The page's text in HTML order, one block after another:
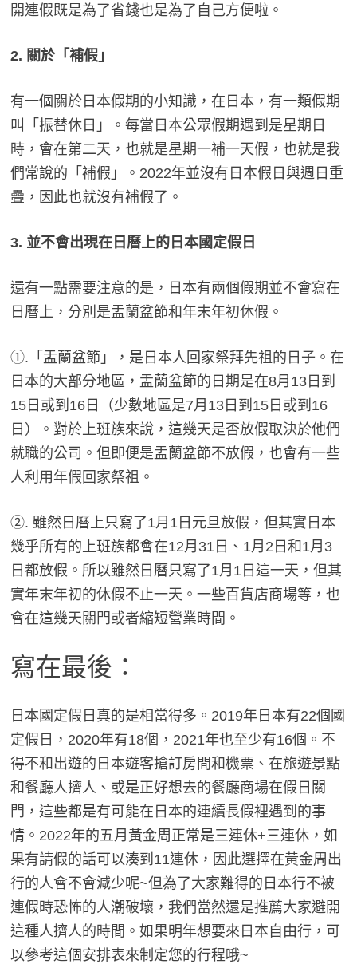
開連假既是為了省錢也是為了自己方便啦。
2. 關於「補假」
有一個關於日本假期的小知識，在日本，有一類假期
叫「振替休日」。每當日本公眾假期遇到是星期日
時，會在第二天，也就是星期一補一天假，也就是我
們常說的「補假」。2022年並沒有日本假日與週日重
疊，因此也就沒有補假了。
3. 並不會出現在日曆上的日本國定假日
還有一點需要注意的是，日本有兩個假期並不會寫在
日曆上，分別是盂蘭盆節和年末年初休假。
①.「盂蘭盆節」，是日本人回家祭拜先祖的日子。在
日本的大部分地區，盂蘭盆節的日期是在8月13日到
15日或到16日（少數地區是7月13日到15日或到16
日）。對於上班族來說，這幾天是否放假取決於他們
就職的公司。但即便是盂蘭盆節不放假，也會有一些
人利用年假回家祭祖。
②. 雖然日曆上只寫了1月1日元旦放假，但其實日本
幾乎所有的上班族都會在12月31日、1月2日和1月3
日都放假。所以雖然日曆只寫了1月1日這一天，但其
實年末年初的休假不止一天。一些百貨店商場等，也
會在這幾天關門或者縮短營業時間。
寫在最後：
日本國定假日真的是相當得多。2019年日本有22個國
定假日，2020年有18個，2021年也至少有16個。不
得不和出遊的日本遊客搶訂房間和機票、在旅遊景點
和餐廳人擠人、或是正好想去的餐廳商場在假日關
門，這些都是有可能在日本的連續長假裡遇到的事
情。2022年的五月黃金周正常是三連休+三連休，如
果有請假的話可以湊到11連休，因此選擇在黃金周出
行的人會不會減少呢~但為了大家難得的日本行不被
連假時恐怖的人潮破壞，我們當然還是推薦大家避開
這種人擠人的時間。如果明年想要來日本自由行，可
以參考這個安排表來制定您的行程哦~